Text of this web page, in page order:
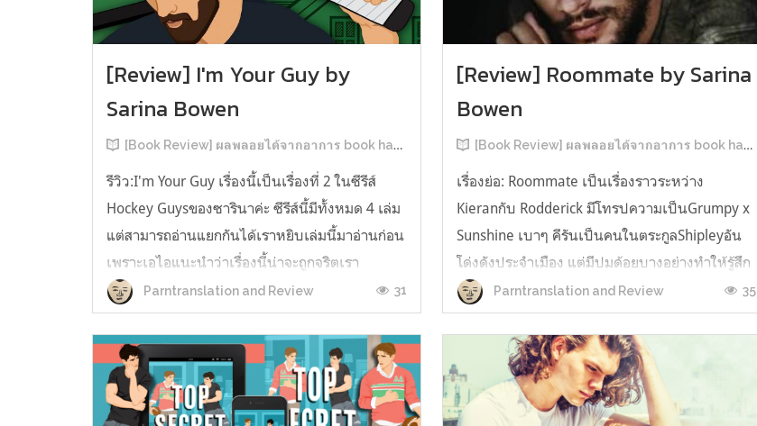
[Review] I'm Your Guy by
Sarina Bowen
[Book Review] ผลพลอยได้จากอาการ book hangover หลังอ่านสารพัน MM Romance
รีวิว:I'm Your Guy เรื่องนี้เป็นเรื่องที่ 2 ในซีรีส์
Hockey Guysของซารินาค่ะ ซีรีส์นี้มีทั้งหมด 4 เล่ม
แต่สามารถอ่านแยกกันได้เราหยิบเล่มนี้มาอ่านก่อน
เพราะเอไอแนะนำว่าเรื่องนี้น่าจะถูกจริตเรา
มากกว่า555 เรื่องนี้เป็นเรื่องราวของ TOMMASO
นักกีฬาฮอกกี้ NHL กับ Carter มัณฑนากรมือฉมัง
ทอมมาโซเพิ่งโดนเทร...
Parntranslation and Review 31
[Review] Roommate by Sarina
Bowen
[Book Review] ผลพลอยได้จากอาการ book hangover หลังอ่านสารพัน MM Romance
เรื่องย่อ: Roommate เป็นเรื่องราวระหว่าง
Kieranกับ Rodderick มีโทรปความเป็นGrumpy x
Sunshine เบาๆ คีรันเป็นคนในตระกูลShipleyอัน
โด่งดังประจำเมือง แต่มีปมด้อยบางอย่างทำให้รู้สึก
ว่าพ่อรักพี่ชายมากกว่าตัวเองเสมอ จึงดิ้นรนอยาก
ออกมาอยู่คนเดียวเพื่อให้หลุดจากอิทธิพลของที่
บ้าน และไล่ตามความฝันการเป็นกราฟฟิ...
Parntranslation and Review 35